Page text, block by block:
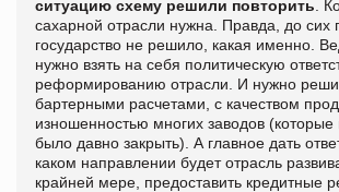
ситуацию схему решили повторить .
сахарной отрасли нужна. Правда, до сих
государство не решило, какая именно.
нужно взять на себя политическую
реформированию отрасли. И нужно
бартерными расчетами, с качеством
изношенностью многих заводов
было давно закрыть). А главное дать
каком направлении будет отрасль
крайней мере, предоставить кредитные